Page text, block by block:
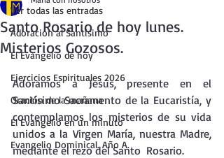
Ver todas las entradas
Adoración al Santísimo
El Evangelio de hoy
Ejercicios Espirituales 2026
Oración de la mañana
El Evangelio en un minuto
Evangelio Dominical. Año A.
Santo Rosario de hoy lunes.
Misterios Gozosos.
Adoramos a Jesús, presente en el
Santísimo Sacramento de la Eucaristía, y
contemplamos los misterios de su vida
unidos a la Virgen María, nuestra Madre,
mediante el rezo del Santo  Rosario.